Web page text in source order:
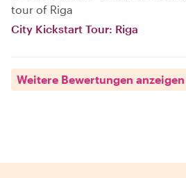
tour of Riga
City Kickstart Tour: Riga
Weitere Bewertungen anzeigen